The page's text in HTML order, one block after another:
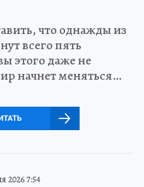
что однажды из
всего пять
этого даже не
начнет меняться…
2026 7:54